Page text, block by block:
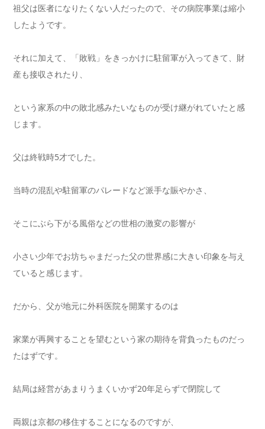
祖父は医者になりたくない人だったので、その病院事業は縮小
したようです。
それに加えて、「敗戦」をきっかけに駐留軍が入ってきて、財
産も接収されたり、
という家系の中の敗北感みたいなものが受け継がれていたと感
じます。
父は終戦時5才でした。
当時の混乱や駐留軍のパレードなど派手な賑やかさ、
そこにぶら下がる風俗などの世相の激変の影響が
小さい少年でお坊ちゃまだった父の世界感に大きい印象を与え
ていると感じます。
だから、父が地元に外科医院を開業するのは
家業が再興することを望むという家の期待を背負ったものだっ
たはずです。
結局は経営があまりうまくいかず20年足らずで閉院して
両親は京都の移住することになるのですが、